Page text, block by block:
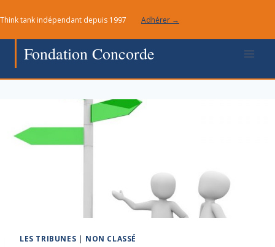
au
contenu
Think tank indépendant depuis 1997 Adhérer →
Fondation Concorde
LES TRIBUNES | NON CLASSÉ